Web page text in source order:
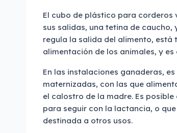
El cubo de plástico para corderos
sus salidas, una tetina de
regula la salida del alimento,
alimentación de los animales, y
En las instalaciones ganaderas,
maternizadas, con las que
el calostro de la madre. Es
para seguir con la lactancia, o
destinada a otros usos.